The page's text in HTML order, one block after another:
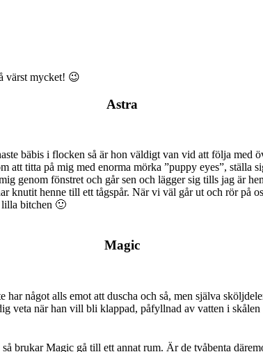
värst mycket! 😉
Astra
bäbis i flocken så är hon väldigt van vid att följa
att titta på mig med enorma mörka ”puppy eyes”,
genom fönstret och går sen och lägger sig tills jag är
knutit henne till ett tågspår. När vi väl går ut och rör på
lilla bitchen 🙂
Magic
något alls emot att duscha och så, men själva
veta när han vill bli klappad, påfyllnad av vatten i
brukar Magic gå till ett annat rum. Är de tvåbenta